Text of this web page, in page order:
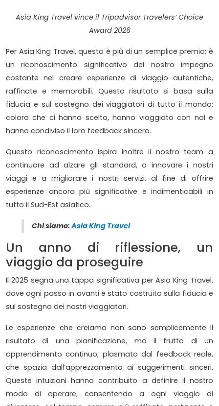
Asia King Travel vince il Tripadvisor Travelers’ Choice
Award 2026
Per Asia King Travel, questo è più di un semplice premio; è
un riconoscimento significativo del nostro impegno
costante nel creare esperienze di viaggio autentiche,
raffinate e memorabili. Questo risultato si basa sulla
fiducia e sul sostegno dei viaggiatori di tutto il mondo:
coloro che ci hanno scelto, hanno viaggiato con noi e
hanno condiviso il loro feedback sincero.
Questo riconoscimento ispira inoltre il nostro team a
continuare ad alzare gli standard, a innovare i nostri
viaggi e a migliorare i nostri servizi, al fine di offrire
esperienze ancora più significative e indimenticabili in
tutto il Sud-Est asiatico.
Chi siamo:Asia King Travel
Un anno di riflessione, un
viaggio da proseguire
Il 2025 segna una tappa significativa per Asia King Travel,
dove ogni passo in avanti è stato costruito sulla fiducia e
sul sostegno dei nostri viaggiatori.
Le esperienze che creiamo non sono semplicemente il
risultato di una pianificazione, ma il frutto di un
apprendimento continuo, plasmato dal feedback reale,
che spazia dall’apprezzamento ai suggerimenti sinceri.
Queste intuizioni hanno contribuito a definire il nostro
modo di operare, consentendo a ogni viaggio di